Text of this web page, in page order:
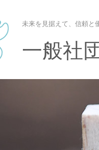
未来を見据えて、信頼と
一般社